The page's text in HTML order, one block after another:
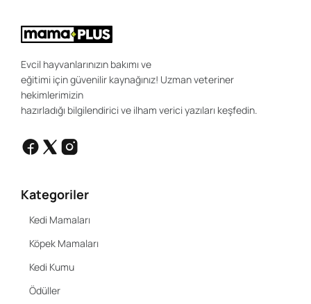
Evcil hayvanlarınızın bakımı ve
eğitimi için güvenilir kaynağınız! Uzman veteriner
hekimlerimizin
hazırladığı bilgilendirici ve ilham verici yazıları keşfedin.
Kategoriler
Kedi Mamaları
Köpek Mamaları
Kedi Kumu
Ödüller